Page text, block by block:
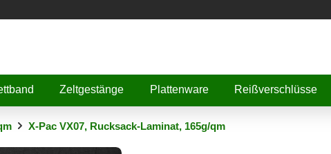
Zeltgestänge Plattenware Reißverschlüsse
X-Pac VX07, Rucksack-Laminat, 165g/qm